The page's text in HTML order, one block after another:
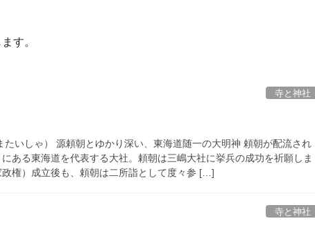
す。
寺と神社
たいしゃ） 源頼朝とゆかり深い、東海道随一の大明神 頼朝が配流され
ある東海道を代表する大社。頼朝は三嶋大社に挙兵の成功を祈願しま
政権）成立後も、頼朝は二所詣として度々参 […]
寺と神社